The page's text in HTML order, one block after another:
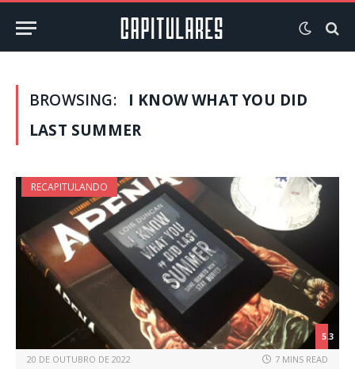
BROWSING:
I KNOW WHAT YOU DID
LAST SUMMER
5.3
RECAPITULANDO
20 DE OUTUBRO DE 2022 7 MINS READ